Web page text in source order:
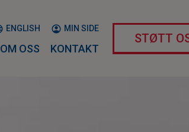
ENGLISH MIN SIDE
OM OSS KONTAKT
STØTT